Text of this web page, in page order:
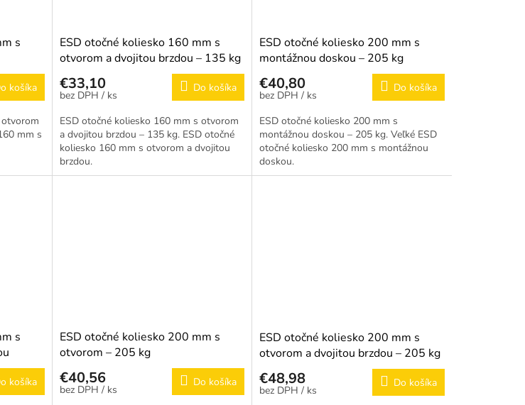
s
košíka
mm s
ESD otočné koliesko 160 mm s
otvorom a dvojitou brzdou – 135 kg
€33,10
/ ks
Do košíka
ESD otočné koliesko 160 mm s otvorom
a dvojitou brzdou – 135 kg. ESD otočné
koliesko 160 mm s otvorom a dvojitou
brzdou.
ESD otočné koliesko 200 mm s
montážnou doskou – 205 kg
€40,80
/ ks
Do košíka
ESD otočné koliesko 200 mm s
montážnou doskou – 205 kg. Veľké ESD
otočné koliesko 200 mm s montážnou
doskou.
s
košíka
ESD otočné koliesko 200 mm s
otvorom – 205 kg
€40,56
/ ks
Do košíka
ESD otočné koliesko 200 mm s
otvorom a dvojitou brzdou – 205 kg
€48,98
/ ks
Do košíka